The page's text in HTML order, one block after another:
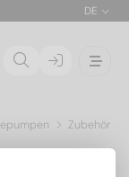
DE
Zubehör